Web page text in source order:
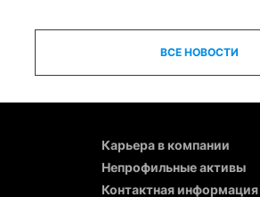
ВСЕ НОВОСТИ
Карьера в компании
Непрофильные активы
Контактная информация